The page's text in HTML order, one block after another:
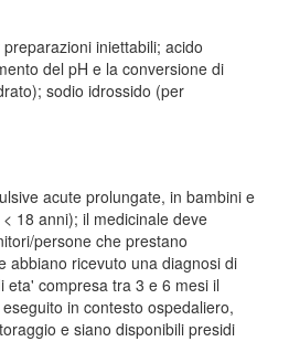
iniettabili; acido
del pH e la conversione di
sodio idrossido (per
acute prolungate, in bambini e
18 anni); il medicinale deve
persone che prestano
abbiano ricevuto una diagnosi di
eta' compresa tra 3 e 6 mesi il
in contesto ospedaliero,
e siano disponibili presidi